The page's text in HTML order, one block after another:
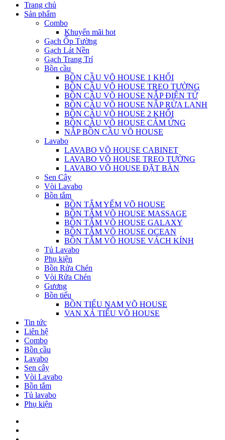
Trang chủ
Sản phẩm
Combo
Khuyến mãi hot
Gạch Ốp Tường
Gạch Lát Nền
Gạch Trang Trí
Bồn cầu
BỒN CẦU VÕ HOUSE 1 KHỐI
BỒN CẦU VÕ HOUSE TREO TƯỜNG
BỒN CẦU VÕ HOUSE NẮP ĐIỆN TỬ
BỒN CẦU VÕ HOUSE NẮP RỬA LẠNH
BỒN CẦU VÕ HOUSE 2 KHỐI
BỒN CẦU VÕ HOUSE CẢM ỨNG
NẮP BỒN CẦU VÕ HOUSE
Lavabo
LAVABO VÕ HOUSE CABINET
LAVABO VÕ HOUSE TREO TƯỜNG
LAVABO VÕ HOUSE ĐẶT BÀN
Sen Cây
Vòi Lavabo
Bồn tắm
BỒN TẮM YẾM VÕ HOUSE
BỒN TẮM VÕ HOUSE MASSAGE
BỒN TẮM VÕ HOUSE GALAXY
BỒN TẮM VÕ HOUSE OCEAN
BỒN TẮM VÕ HOUSE VÁCH KÍNH
Tủ Lavabo
Phụ kiện
Bồn Rửa Chén
Vòi Rửa Chén
Gương
Bồn tiểu
BỒN TIỂU NAM VÕ HOUSE
VAN XẢ TIỂU VÕ HOUSE
Tin tức
Liên hệ
Combo
Bồn cầu
Lavabo
Sen cây
Vòi Lavabo
Bồn tắm
Tủ lavabo
Phụ kiện